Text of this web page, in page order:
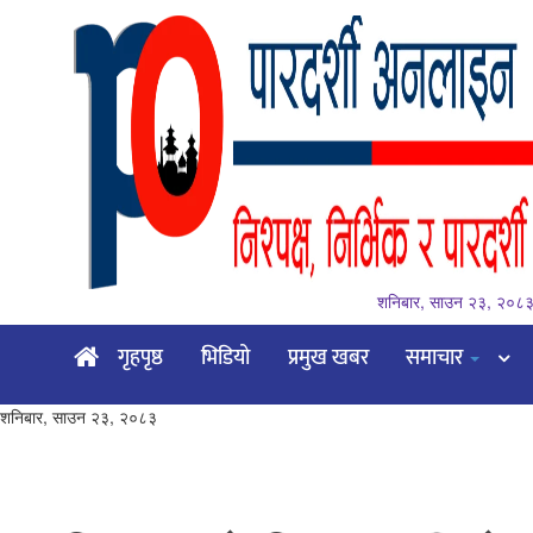
गृहपृष्ठ
प्रमुख
शनिबार, साउन २३, २०८३
गृहपृष्ठ भिडियो प्रमुख खबर समाचार
शनिबार, साउन २३, २०८३